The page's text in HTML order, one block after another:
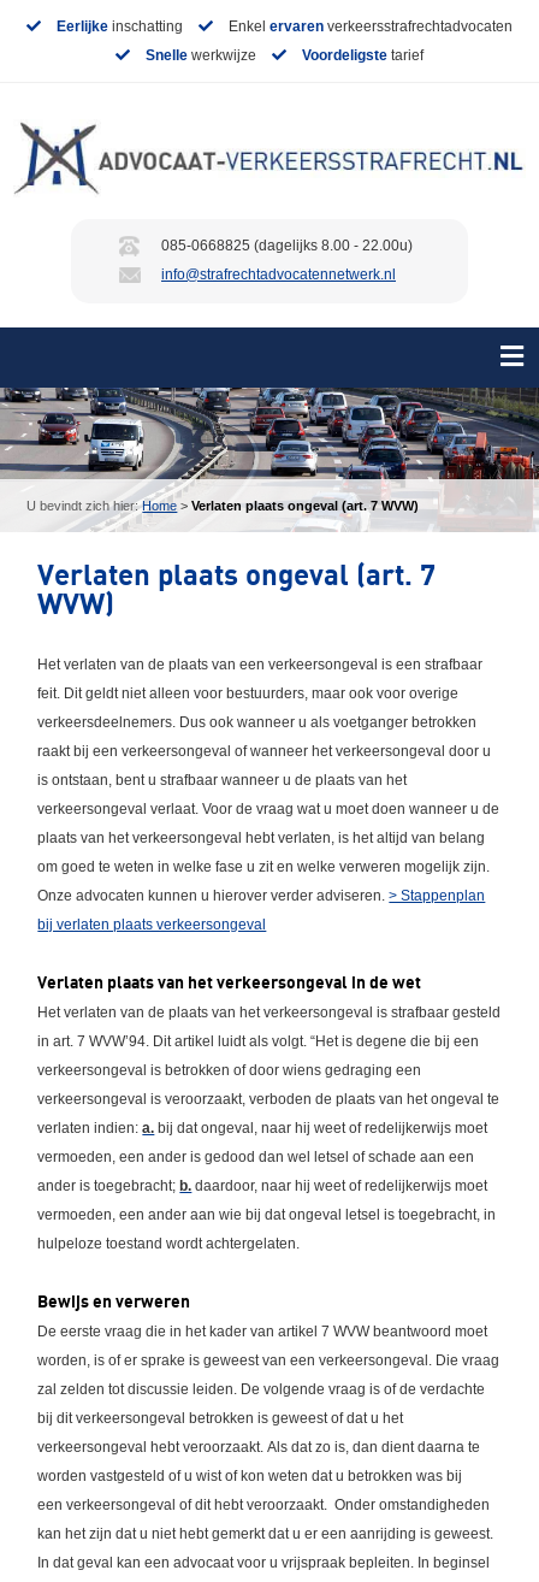
Eerlijke inschatting Enkel ervaren verkeersstrafrechtadvocaten
Snelle werkwijze Voordeligste tarief
085-0668825 (dagelijks 8.00 - 22.00u)
info@strafrechtadvocatennetwerk.nl
U bevindt zich hier:Home >Verlaten plaats ongeval (art. 7 WVW)
Verlaten plaats ongeval (art. 7
WVW)
Het verlaten van de plaats van een verkeersongeval is een strafbaar
feit. Dit geldt niet alleen voor bestuurders, maar ook voor overige
verkeersdeelnemers. Dus ook wanneer u als voetganger betrokken
raakt bij een verkeersongeval of wanneer het verkeersongeval door u
is ontstaan, bent u strafbaar wanneer u de plaats van het
verkeersongeval verlaat. Voor de vraag wat u moet doen wanneer u de
plaats van het verkeersongeval hebt verlaten, is het altijd van belang
om goed te weten in welke fase u zit en welke verweren mogelijk zijn.
Onze advocaten kunnen u hierover verder adviseren.> Stappenplan
bij verlaten plaats verkeersongeval
Verlaten plaats van het verkeersongeval in de wet
Het verlaten van de plaats van het verkeersongeval is strafbaar gesteld
in art. 7 WVW’94. Dit artikel luidt als volgt. “Het is degene die bij een
verkeersongeval is betrokken of door wiens gedraging een
verkeersongeval is veroorzaakt, verboden de plaats van het ongeval te
verlaten indien:a. bij dat ongeval, naar hij weet of redelijkerwijs moet
vermoeden, een ander is gedood dan wel letsel of schade aan een
ander is toegebracht; b. daardoor, naar hij weet of redelijkerwijs moet
vermoeden, een ander aan wie bij dat ongeval letsel is toegebracht, in
hulpeloze toestand wordt achtergelaten.
Bewijs en verweren
De eerste vraag die in het kader van artikel 7 WVW beantwoord moet
worden, is of er sprake is geweest van een verkeersongeval. Die vraag
zal zelden tot discussie leiden. De volgende vraag is of de verdachte
bij dit verkeersongeval betrokken is geweest of dat u het
verkeersongeval hebt veroorzaakt. Als dat zo is, dan dient daarna te
worden vastgesteld of u wist of kon weten dat u betrokken was bij
een verkeersongeval of dit hebt veroorzaakt. Onder omstandigheden
kan het zijn dat u niet hebt gemerkt dat u er een aanrijding is geweest.
In dat geval kan een advocaat voor u vrijspraak bepleiten. In beginsel